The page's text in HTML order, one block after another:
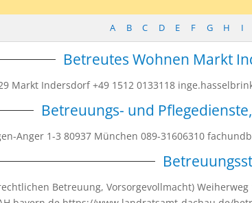
A B C D E F G H I
Betreutes Wohnen Markt
Markt Indersdorf +49 1512 0133118
Betreuungs- und
Anger 1-3 80937 München 089-31606310
Betreuung, Vorsorgevollmacht)